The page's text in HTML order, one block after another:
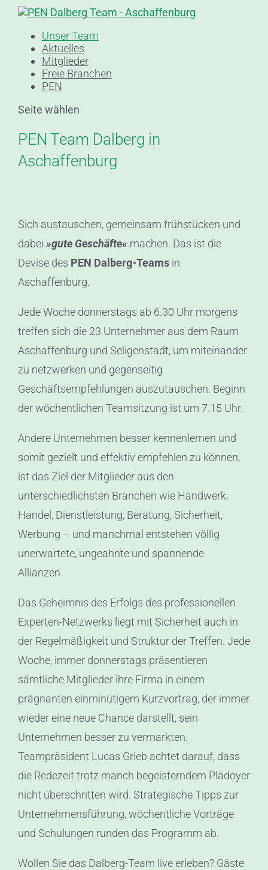
Unser Team
Aktuelles
Mitglieder
Freie Branchen
PEN
Seite wählen
PEN Team Dalberg in
Aschaffenburg
Sich austauschen, gemeinsam frühstücken und
dabei »gute Geschäfte«machen. Das ist die
Devise des PEN Dalberg-Teamsin
Aschaffenburg.
Jede Woche donnerstags ab 6.30 Uhr morgens
treffen sich die 23 Unternehmer aus dem Raum
Aschaffenburg und Seligenstadt, um miteinander
zu netzwerken und gegenseitig
Geschäftsempfehlungen auszutauschen. Beginn
der wöchentlichen Teamsitzung ist um 7.15 Uhr.
Andere Unternehmen besser kennenlernen und
somit gezielt und effektiv empfehlen zu können,
ist das Ziel der Mitglieder aus den
unterschiedlichsten Branchen wie Handwerk,
Handel, Dienstleistung, Beratung, Sicherheit,
Werbung – und manchmal entstehen völlig
unerwartete, ungeahnte und spannende
Allianzen.
Das Geheimnis des Erfolgs des professionellen
Experten-Netzwerks liegt mit Sicherheit auch in
der Regelmäßigkeit und Struktur der Treffen. Jede
Woche, immer donnerstags präsentieren
sämtliche Mitglieder ihre Firma in einem
prägnanten einminütigem Kurzvortrag, der immer
wieder eine neue Chance darstellt, sein
Unternehmen besser zu vermarkten.
Teampräsident Lucas Grieb achtet darauf, dass
die Redezeit trotz manch begeisterndem Plädoyer
nicht überschritten wird. Strategische Tipps zur
Unternehmensführung, wöchentliche Vorträge
und Schulungen runden das Programm ab.
Wollen Sie das Dalberg-Team live erleben? Gäste